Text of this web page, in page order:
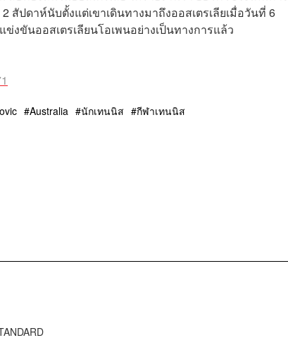
สัปดาห์นับตั้งแต่เขาเดินทางมาถึงออสเตรเลียเมื่อวันที่ 6
ขันออสเตรเลียนโอเพนอย่างเป็นทางการแล้ว
Australia นักเทนนิส กีฬาเทนนิส